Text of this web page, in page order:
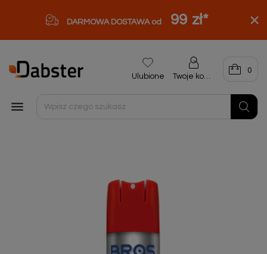
DARMOWA DOSTAWA od 99 zł*

Ulubione Twoje konto
0